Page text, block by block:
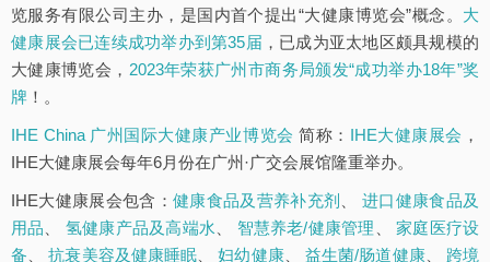
览服务有限公司主办，是国内首个提出“大健康博览会”概念。 大
健康展会已连续成功举办到第35届 ，已成为亚太地区颇具规模的
大健康博览会， 2023年荣获广州市商务局颁发“成功举办18年”奖
牌 ！。
IHE China 广州国际大健康产业博览会 简称： IHE大健康展会 ，
IHE大健康展会每年6月份在广州·广交会展馆隆重举办。
IHE大健康展会包含： 健康食品及营养补充剂 、进口健康食品及
用品
氢健康产品及高端水 智慧养老/健康管理 、家庭医疗设
备 、抗衰美容及健康睡眠 、妇幼健康、 益生菌/肠道健康、 跨境